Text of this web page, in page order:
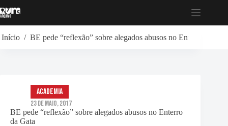
para
Início / BE pede “reflexão” sobre alegados abusos no Enterro da
BE pede “reflexão” sobre alegados abusos no Enterro
da Gata
Academia
23 de Maio, 2017